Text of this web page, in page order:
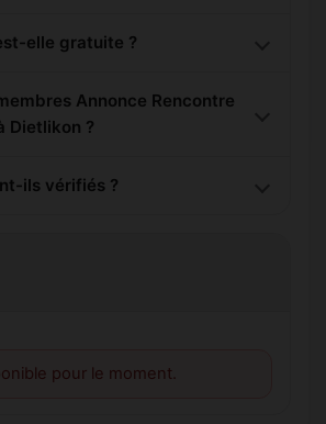
elle gratuite ?
Annonce Rencontre
Dietlikon ?
ils vérifiés ?
pour le moment.